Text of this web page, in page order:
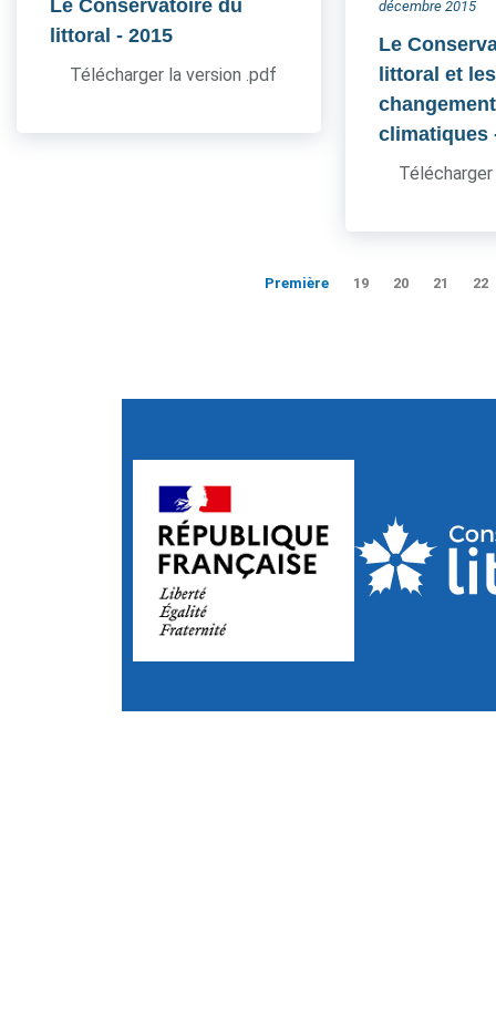
Le Conservatoire du
littoral - 2015
Télécharger la version .pdf
décembre 2015
Le
littoral et les
climatiques
Première 19 20 21 22